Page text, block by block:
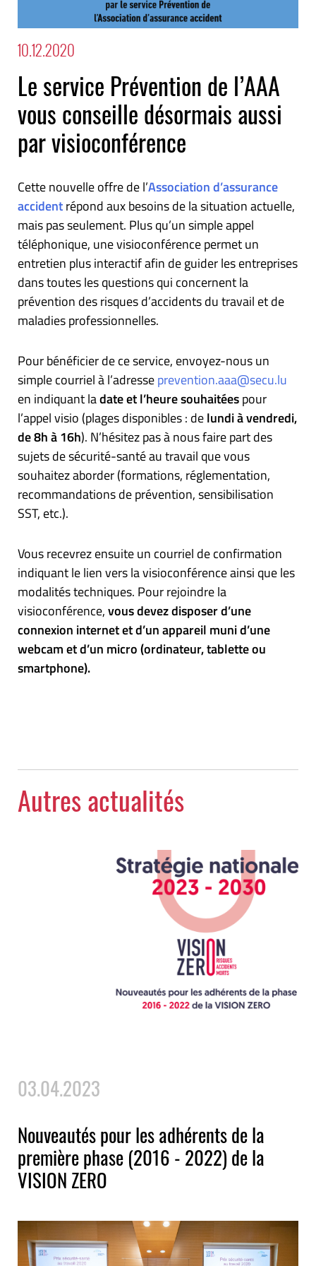
10.12.2020
Le service Prévention de l’AAA
vous conseille désormais aussi
par visioconférence
Cette nouvelle offre de l’Association d’assurance
accidentrépond aux besoins de la situation actuelle,
mais pas seulement. Plus qu’un simple appel
téléphonique, une visioconférence permet un
entretien plus interactif afin de guider les entreprises
dans toutes les questions qui concernent la
prévention des risques d’accidents du travail et de
maladies professionnelles.
Pour bénéficier de ce service, envoyez-nous un
simple courriel à l’adresseprevention.aaa@secu.lu
en indiquant ladate et l’heure souhaitéespour
l’appel visio (plages disponibles : delundi à vendredi,
de 8h à 16h). N’hésitez pas à nous faire part des
sujets de sécurité-santé au travail que vous
souhaitez aborder (formations, réglementation,
recommandations de prévention, sensibilisation
SST, etc.).
Vous recevrez ensuite un courriel de confirmation
indiquant le lien vers la visioconférence ainsi que les
modalités techniques. Pour rejoindre la
visioconférence,vous devez disposer d’une
connexion internet et d’un appareil muni d’une
webcam et d’un micro (ordinateur, tablette ou
smartphone).
Autres actualités
03.04.2023
Nouveautés pour les adhérents de la
première phase (2016 - 2022) de la
VISION ZERO